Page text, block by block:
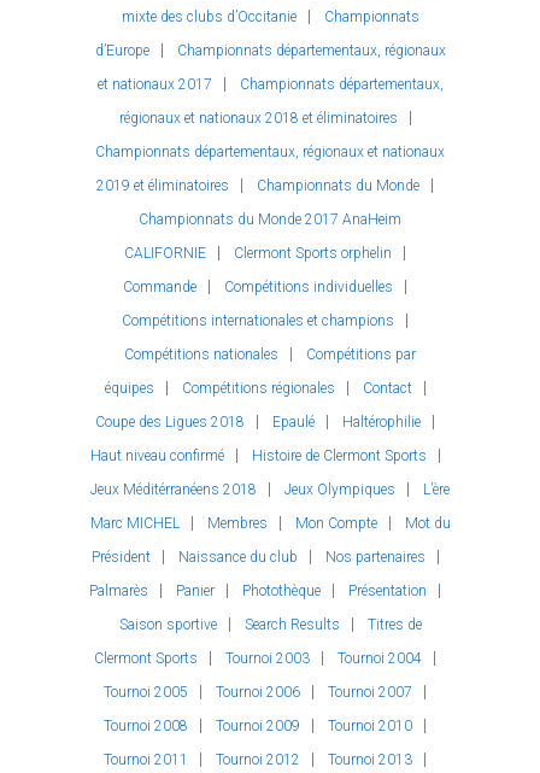
mixte des clubs d’Occitanie
Championnats
d’Europe
Championnats départementaux, régionaux
et nationaux 2017
Championnats départementaux,
régionaux et nationaux 2018 et éliminatoires
Championnats départementaux, régionaux et nationaux
2019 et éliminatoires
Championnats du Monde
Championnats du Monde 2017 AnaHeim
CALIFORNIE
Clermont Sports orphelin
Commande
Compétitions individuelles
Compétitions internationales et champions
Compétitions nationales
Compétitions par
équipes
Compétitions régionales
Contact
Coupe des Ligues 2018
Epaulé
Haltérophilie
Haut niveau confirmé
Histoire de Clermont Sports
Jeux Méditérranéens 2018
Jeux Olympiques
L’ère
Marc MICHEL
Membres Mon Compte
Mot du
Président
Naissance du club
Nos partenaires
Palmarès
Panier Photothèque
Présentation
Saison sportive
Search Results
Titres de
Clermont Sports
Tournoi 2003
Tournoi 2004
Tournoi 2005
Tournoi 2006
Tournoi 2007
Tournoi 2008
Tournoi 2009
Tournoi 2010
Tournoi 2011
Tournoi 2012 Tournoi 2013